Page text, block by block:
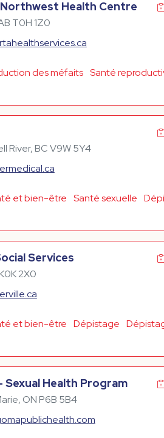
Health Centre
T0H 1Z0
des méfaits Santé
River, BC V9W 5Y4
et bien-être Santé sexuelle
Services
2X0
et bien-être Dépistage
Sexual Health Program
ON P6B 5B4